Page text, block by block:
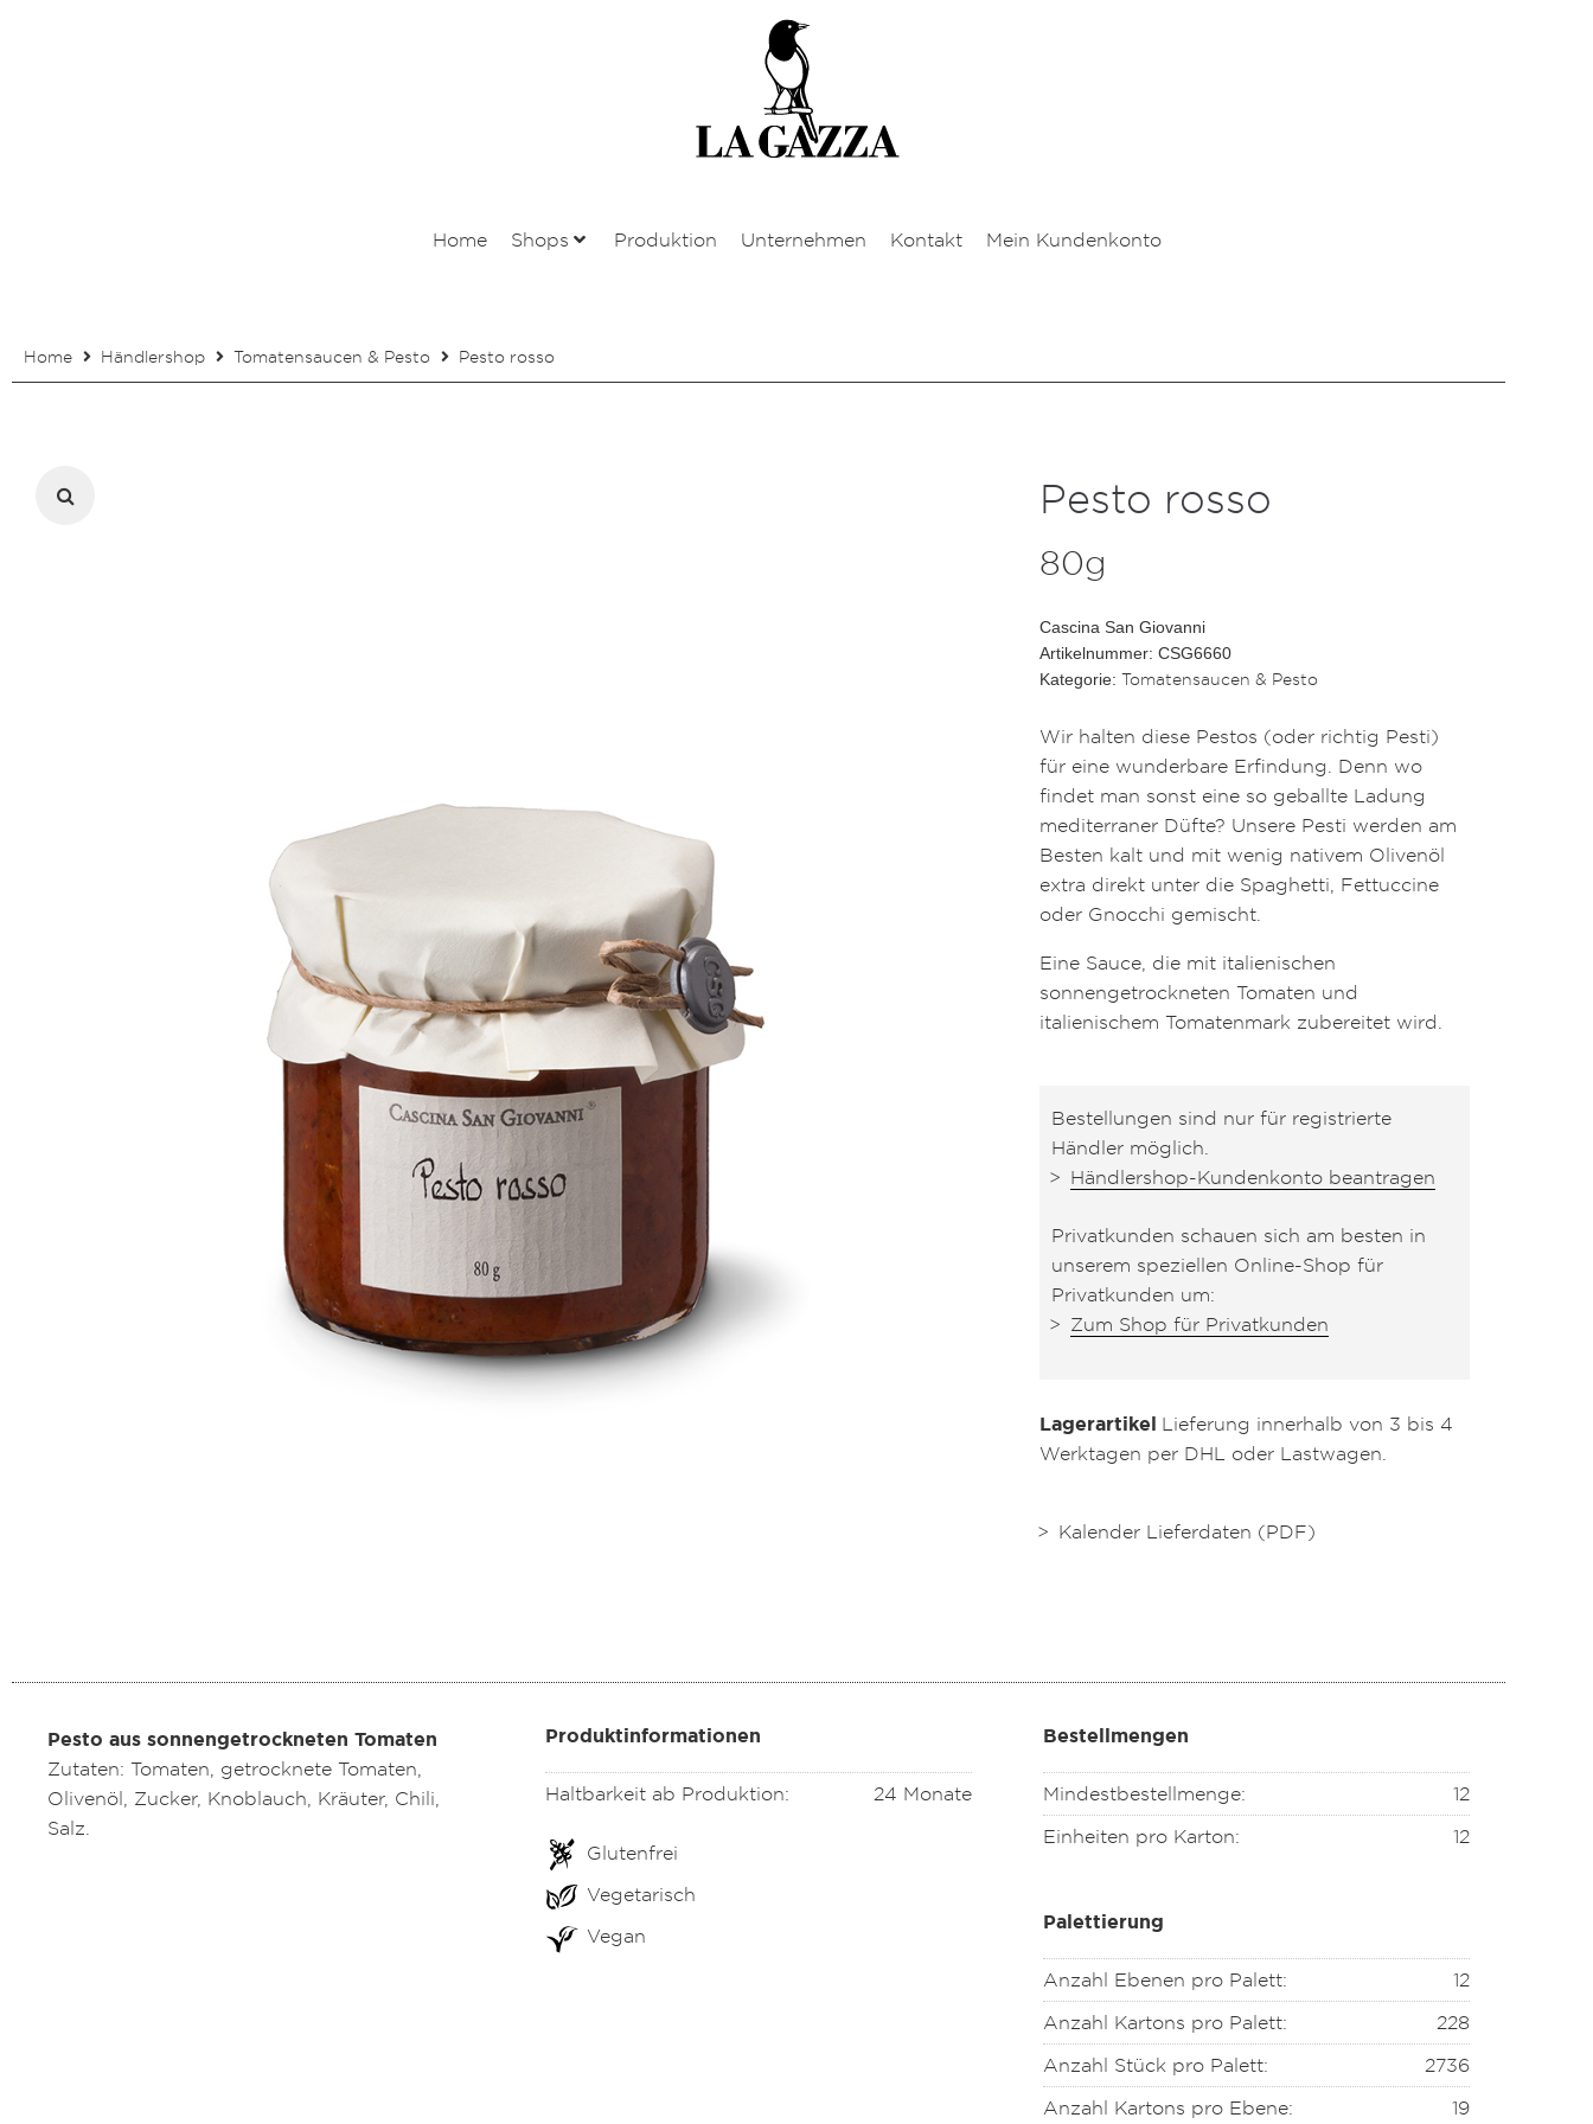
Home Shops Produktion Unternehmen Kontakt Mein Kundenkonto
Home Händlershop Tomatensaucen & Pesto Pesto rosso
Pesto rosso
80g
Cascina San Giovanni
Artikelnummer: CSG6660
Kategorie: Tomatensaucen & Pesto
Wir halten diese Pestos (oder richtig Pesti)
für eine wunderbare Erfindung. Denn wo
findet man sonst eine so geballte Ladung
mediterraner Düfte? Unsere Pesti werden am
Besten kalt und mit wenig nativem Olivenöl
extra direkt unter die Spaghetti, Fettuccine
oder Gnocchi gemischt.
Eine Sauce, die mit italienischen
sonnengetrockneten Tomaten und
italienischem Tomatenmark zubereitet wird.
Bestellungen sind nur für registrierte
Händler möglich.
Händlershop-Kundenkonto beantragen
Privatkunden schauen sich am besten in
unserem speziellen Online-Shop für
Privatkunden um:
Zum Shop für Privatkunden
Lagerartikel Lieferung innerhalb von 3 bis 4
Werktagen per DHL oder Lastwagen.
Kalender Lieferdaten (PDF)
Pesto aus sonnengetrockneten Tomaten
Zutaten: Tomaten, getrocknete Tomaten,
Olivenöl, Zucker, Knoblauch, Kräuter, Chili,
Salz.
Produktinformationen
Haltbarkeit ab Produktion: 24 Monate
Glutenfrei
Vegetarisch
Vegan
Bestellmengen
Mindestbestellmenge:
12
Einheiten pro Karton:
12
Palettierung
Anzahl Ebenen pro Palett:
12
Anzahl Kartons pro Palett:
228
Anzahl Stück pro Palett:
2736
Anzahl Kartons pro Ebene:
19